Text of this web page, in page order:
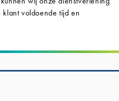
voldoende tijd en
naar een van onze kantoren